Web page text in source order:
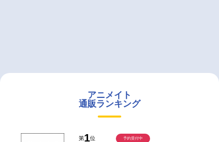
アニメイト
通販ランキング
第1位 予約受付中